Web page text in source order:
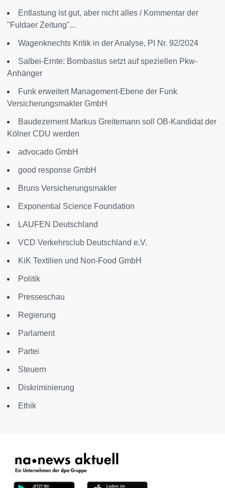
Entlastung ist gut, aber nicht alles / Kommentar der
"Fuldaer Zeitung"...
Wagenknechts Kritik in der Analyse, PI Nr. 92/2024
Salbei-Ernte: Bombastus setzt auf speziellen Pkw-
Anhänger
Funk erweitert Management-Ebene der Funk
Versicherungsmakler GmbH
Baudezernent Markus Greitemann soll OB-Kandidat der
Kölner CDU werden
advocado GmbH
good response GmbH
Bruns Versicherungsmakler
Exponential Science Foundation
LAUFEN Deutschland
VCD Verkehrsclub Deutschland e.V.
KiK Textilien und Non-Food GmbH
Politik
Presseschau
Regierung
Parlament
Partei
Steuern
Diskriminierung
Ethik